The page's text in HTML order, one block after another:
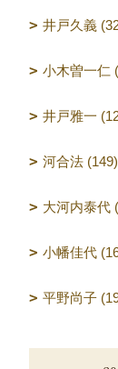
井戸久義
小木曽一仁
井戸雅一
河合法 (149)
大河内泰代
小幡佳代
平野尚子